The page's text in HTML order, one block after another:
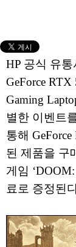
HP 공식 유
GeForce
Gaming
별한 이벤트
통해
된 제품을 구
게임
료로 증정된